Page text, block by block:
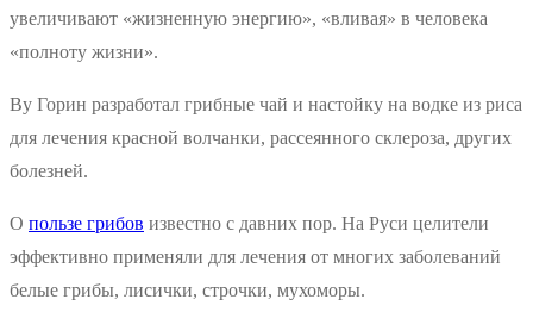
увеличивают «жизненную энергию», «вливая» в человека
«полноту жизни».
By Горин разработал грибные чай и настойку на водке из риса
для лечения красной волчанки, рассеянного склероза, других
болезней.
О пользе грибов известно с давних пор. На Руси целители
эффективно применяли для лечения от многих заболеваний
белые грибы, лисички, строчки, мухоморы.